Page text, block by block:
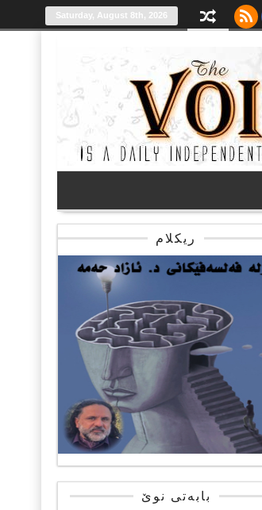
Saturday, August 8th, 2026
ریکلام
بابەتی نوێ